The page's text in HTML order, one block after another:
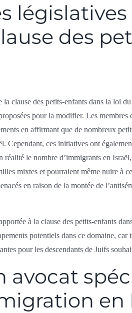
législatives
des
clause des petits-enfants dans la loi
pour la modifier. Les membres
en affirmant que de nombreux
Cependant, ces initiatives ont
réalité le nombre d’immigrants en
mixtes et pourraient même nuire à
en raison de la montée de
à la clause des petits-enfants
potentiels dans ce domaine,
pour les descendants de Juifs
avocat
en